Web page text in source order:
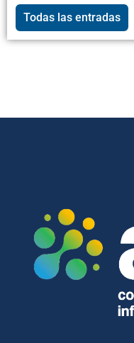
Todas las entradas